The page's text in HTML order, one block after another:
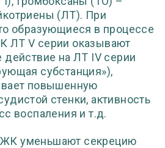
(ЛТ). При
образующиеся в процессе
ЛТ V серии оказывают
действие на ЛТ IV серии
субстанция»),
повышенную
стенки, активность
воспаления и т.д.
уменьшают секрецию